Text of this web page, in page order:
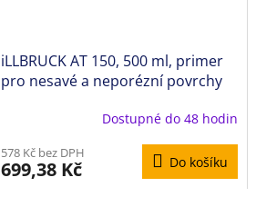
iLLBRUCK AT 150, 500 ml, primer
pro nesavé a neporézní povrchy
Dostupné do 48 hodin
578 Kč bez DPH
699,38 Kč Do košíku